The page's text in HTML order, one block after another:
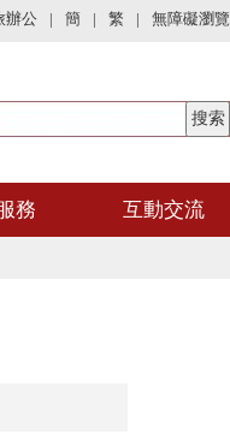
辦公 | 簡 | 繁 | 無障礙瀏覽
務 互動交流